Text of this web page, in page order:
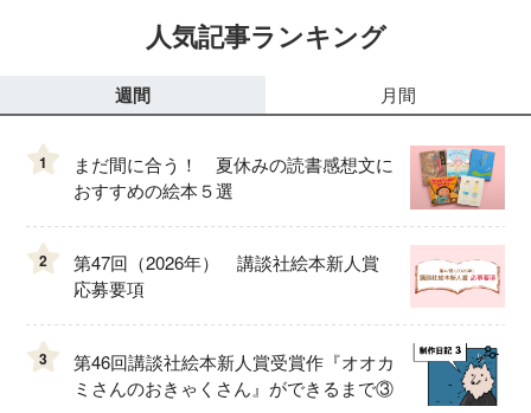
人気記事ランキング
週間 月間
1
まだ間に合う！ 夏休みの読書感想文に
おすすめの絵本５選
2
第47回（2026年） 講談社絵本新人賞
応募要項
3
第46回講談社絵本新人賞受賞作『オオカ
ミさんのおきゃくさん』ができるまで③